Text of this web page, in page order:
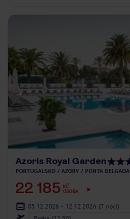
Azoris Royal Garden
PORTUGALSKO AZORY PONTA DELGADA
22 185
KČ
OSOBA
05.12.2026 - 12.12.2026 (7 nocí)